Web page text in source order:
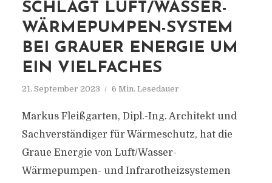
SCHLÄGT LUFT/WASSER-
WÄRMEPUMPEN-SYSTEM
BEI GRAUER ENERGIE UM
EIN VIELFACHES
21. September 2023 6 Min. Lesedauer
Markus Fleißgarten, Dipl.-Ing. Architekt und
Sachverständiger für Wärmeschutz, hat die
Graue Energie von Luft/Wasser-
Wärmepumpen- und Infrarotheizsystemen